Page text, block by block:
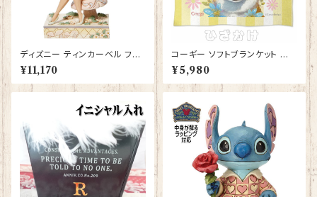
ディズニー ティンカーベル フィ
ギュア プレゼント ギフト 人形
置物 ジムショア グッズ【Disney
Traditions】ホワイトウッドラン
¥11,170
コーギー ソフトブランケット 犬
かわいいグッズ 雑貨 誕生日プレ
ゼント ギフト【型番 SB-10005】
お花の王冠
¥5,980